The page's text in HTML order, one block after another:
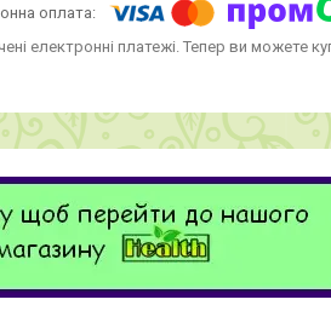
електронні платежі. Тепер ви можете